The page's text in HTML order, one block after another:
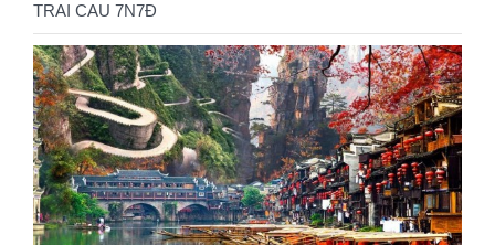
TRAI CAU 7N7Đ